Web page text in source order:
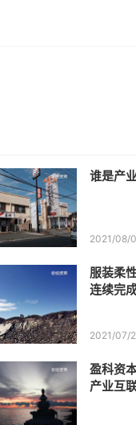
谁是产
2021/08/
服装柔
连续完
2021/07/
盈科资
产业互